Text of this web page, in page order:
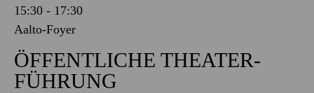
15:30 - 17:30
Aalto-Foyer
ÖFFENTLICHE THEATER­
FÜHRUNG